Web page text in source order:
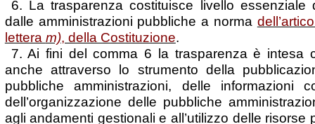
6. La trasparenza costituisce livello essenziale
dalle amministrazioni pubbliche a norma
lettera m), della Costituzione.
7. Ai fini del comma 6 la trasparenza è intesa
anche attraverso lo strumento della
pubbliche amministrazioni, delle informazioni
dell’organizzazione delle pubbliche
agli andamenti gestionali e all’utilizzo delle risorse